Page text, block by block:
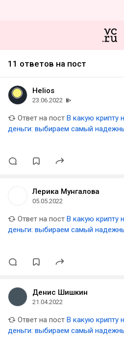
11 ответов на пост
Helios
23.06.2022
Ответ на пост В какую крипту
деньги: выбираем самый
Лерика Мунгалова
05.05.2022
Ответ на пост В какую крипту
деньги: выбираем самый
Денис Шишкин
21.04.2022
Ответ на пост В какую крипту
деньги: выбираем самый